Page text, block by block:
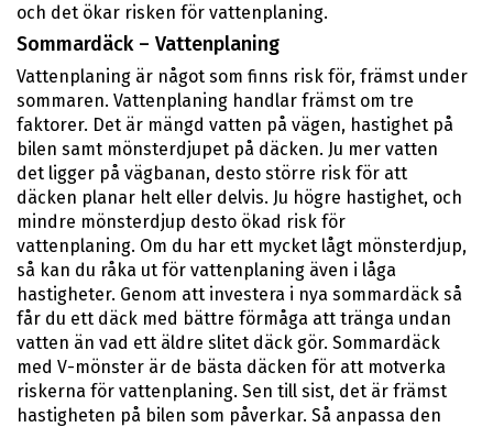
och det ökar risken för vattenplaning.
Sommardäck – Vattenplaning
Vattenplaning är något som finns risk för, främst under
sommaren. Vattenplaning handlar främst om tre
faktorer. Det är mängd vatten på vägen, hastighet på
bilen samt mönsterdjupet på däcken. Ju mer vatten
det ligger på vägbanan, desto större risk för att
däcken planar helt eller delvis. Ju högre hastighet, och
mindre mönsterdjup desto ökad risk för
vattenplaning. Om du har ett mycket lågt mönsterdjup,
så kan du råka ut för vattenplaning även i låga
hastigheter. Genom att investera i nya sommardäck så
får du ett däck med bättre förmåga att tränga undan
vatten än vad ett äldre slitet däck gör. Sommardäck
med V-mönster är de bästa däcken för att motverka
riskerna för vattenplaning. Sen till sist, det är främst
hastigheten på bilen som påverkar. Så anpassa den